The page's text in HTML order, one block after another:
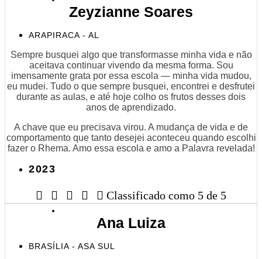
Zeyzianne Soares
ARAPIRACA - AL
Sempre busquei algo que transformasse minha vida e não
aceitava continuar vivendo da mesma forma. Sou
imensamente grata por essa escola — minha vida mudou,
eu mudei. Tudo o que sempre busquei, encontrei e desfrutei
durante as aulas, e até hoje colho os frutos desses dois
anos de aprendizado.
A chave que eu precisava virou. A mudança de vida e de
comportamento que tanto desejei aconteceu quando escolhi
fazer o Rhema. Amo essa escola e amo a Palavra revelada!
2023
     Classificado como 5 de 5
Ana Luiza
BRASÍLIA - ASA SUL